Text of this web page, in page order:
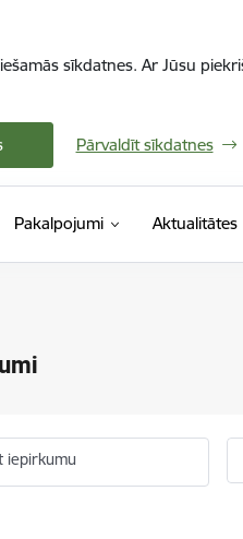
sīkdatnes. Ar Jūsu
Pārvaldīt sīkdatnes
Pakalpojumi Aktualitātes
iepirkumu